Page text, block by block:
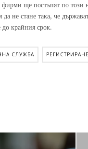
фирми ще постъпят по този
да не стане така, че
до крайния срок.
СЛУЖБА